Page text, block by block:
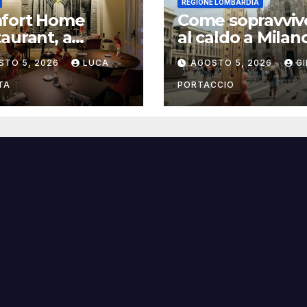
Home
a
il ristorante
in
di
5, 2026 LUCA
REGIONE LOMBARDIA
Come
al caldo a
consigli pratici
AGOSTO 5, 2026
PORTACCIO